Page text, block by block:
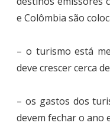
e Colômbia são
– o turismo está
deve crescer cerca
– os gastos dos
devem fechar o ano